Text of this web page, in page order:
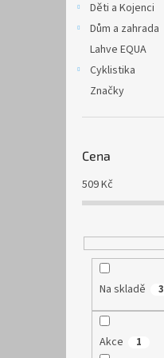
Děti a Kojenci
Dům a zahrada
Lahve EQUA
Cyklistika
Značky
Cena
509Kč
Na skladě 3
Akce 1